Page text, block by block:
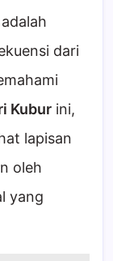
dari
Kubur ini,
lapisan
oleh
yang